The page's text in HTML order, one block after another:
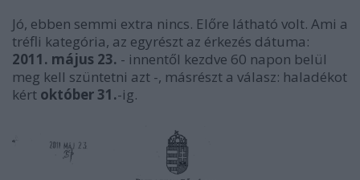
Jó, ebben semmi extra nincs. Előre látható volt. Ami a
tréfli kategória, az egyrészt az érkezés dátuma:
2011. május 23. - innentől kezdve 60 napon belül
meg kell szüntetni azt -, másrészt a válasz: haladékot
kért október 31.-ig.